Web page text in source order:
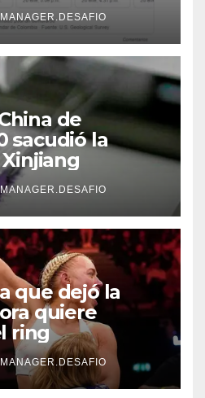
MANAGER.DESAFIO
de
sacudió la
MANAGER.DESAFIO
que dejó la
quiere
ring​
MANAGER.DESAFIO